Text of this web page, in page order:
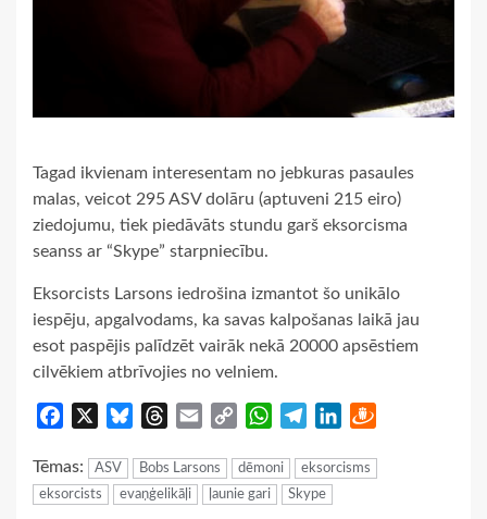
Tagad ikvienam interesentam no jebkuras pasaules
malas, veicot 295 ASV dolāru (aptuveni 215 eiro)
ziedojumu, tiek piedāvāts stundu garš eksorcisma
seanss ar “Skype” starpniecību.
Eksorcists Larsons iedrošina izmantot šo unikālo
iespēju, apgalvodams, ka savas kalpošanas laikā jau
esot paspējis palīdzēt vairāk nekā 20000 apsēstiem
cilvēkiem atbrīvojies no velniem.
Facebook BlueskyThreads
Email
Copy
WhatsApp
TelegramLinkedIn
Tēmas: ASV Bobs Larsons dēmoni
eksorcisms
eksorcists
evaņģelikāļi ļaunie gari Skype